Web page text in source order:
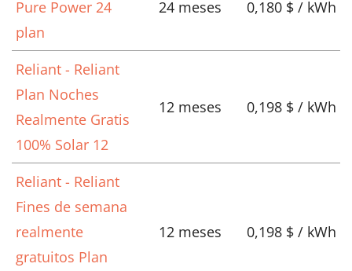
Pure Power 24
plan
24 meses 0,180 $ / kWh
Reliant - Reliant
Plan Noches
Realmente Gratis
100% Solar 12
12 meses 0,198 $ / kWh
Reliant - Reliant
Fines de semana
realmente
gratuitos Plan
12 meses 0,198 $ / kWh